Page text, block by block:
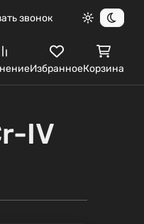
звонок
Светлая
ИзбранноеКорзина
IV